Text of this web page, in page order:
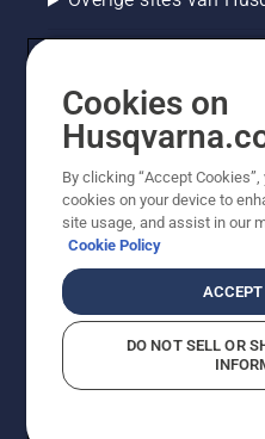
© Husqvarna AB (publ).
getoonde prijzen zijn
vermelde prijzen zijn
tenzij het product
Cookiebeleid
Bedrijfsgegevens
Cookies on
By clicking “Accept
cookies on your device to
site usage, and assist in our
Cookie Policy
DO NOT SELL OR